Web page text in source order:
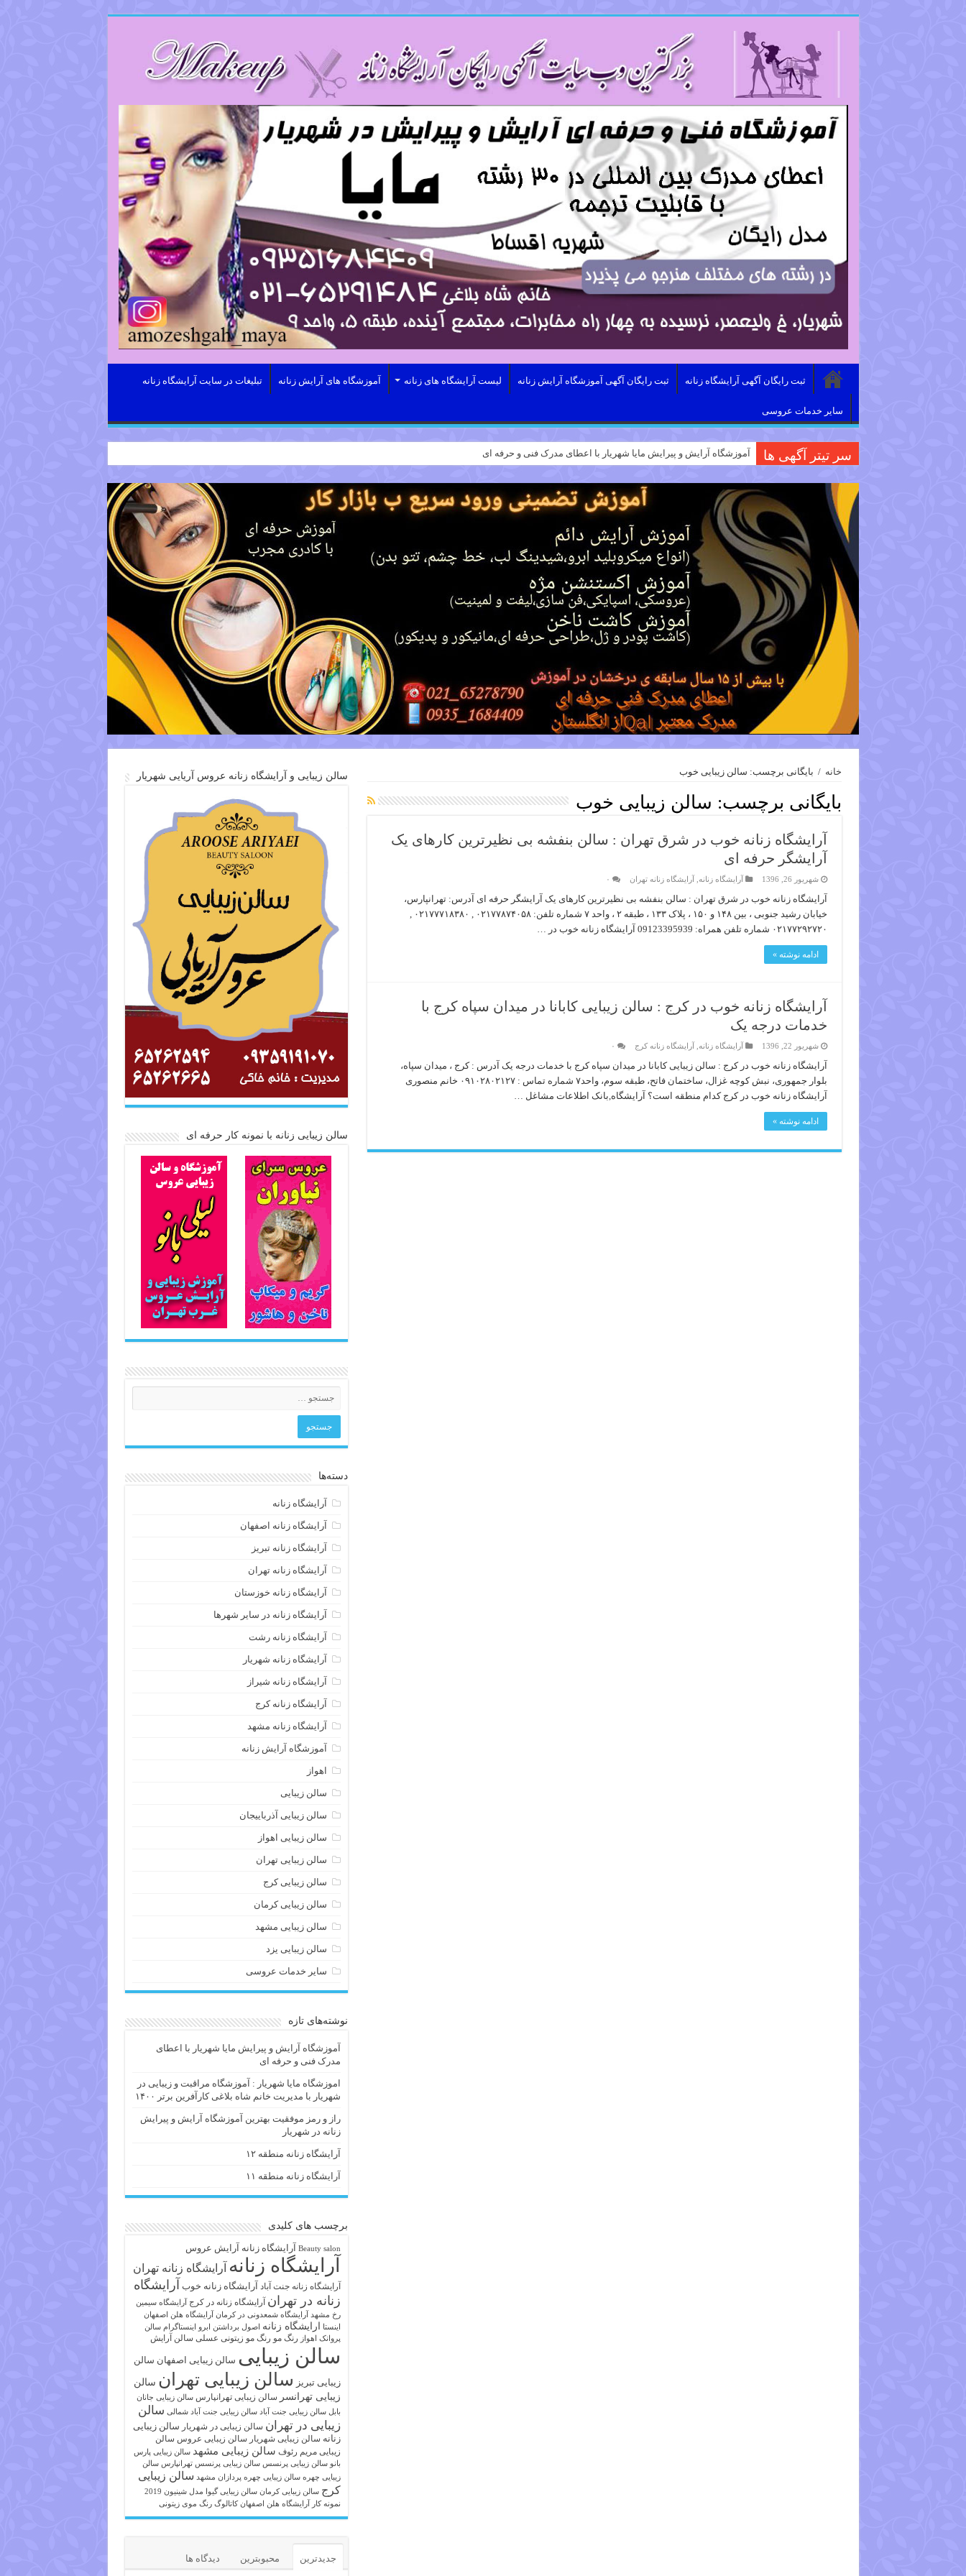
ثبت رایگان آگهی آرایشگاه زنانه ثبت رایگان آگهی آموزشگاه آرایش زنانه لیست آرایشگاه های زنانه آموزشگاه های آرایش زنانه تبلیغات در سایت آرایشگاه زنانه
سایر خدمات عروسی
سر تیتر آگهی ها آموزشگاه آرایش و پیرایش مایا شهریار با اعطای مدرک فنی و حرفه ای
خانه / بایگانی برچسب: سالن زیبایی خوب
بایگانی برچسب: سالن زیبایی خوب
آرایشگاه زنانه خوب در شرق تهران : سالن بنفشه بی نظیرترین کارهای یک
آرایشگر حرفه ای
شهریور 26, 1396 آرایشگاه زنانه ,آرایشگاه زنانه تهران ۰
آرایشگاه زنانه خوب در شرق تهران : سالن بنفشه بی نظیرترین کارهای یک آرایشگر حرفه ای آدرس: تهرانپارس،
۰۲۱۷۷۲۹۲۷۲۰ شماره تلفن همراه: 09123395939 آرایشگاه زنانه خوب در …
ادامه نوشته »
آرایشگاه زنانه خوب در کرج : سالن زیبایی کابانا در میدان سپاه کرج با
خدمات درجه یک
شهریور 22, 1396 آرایشگاه زنانه ,آرایشگاه زنانه کرج ۰
آرایشگاه زنانه خوب در کرج : سالن زیبایی کابانا در میدان سپاه کرج با خدمات درجه یک آدرس : کرج ، میدان سپاه،
بلوار جمهوری، نبش کوچه غزال، ساختمان فاتح، طبقه سوم، واحد۷ شماره تماس : ۰۹۱۰۲۸۰۲۱۲۷ خانم منصوری
آرایشگاه زنانه خوب در کرج کدام منطقه است؟ آرایشگاه,بانک اطلاعات مشاغل …
ادامه نوشته »
سالن زیبایی و آرایشگاه زنانه عروس آریایی شهریار
سالن زیبایی زنانه با نمونه کار حرفه ای
دسته‌ها
آرایشگاه زنانه
آرایشگاه زنانه اصفهان
آرایشگاه زنانه تبریز
آرایشگاه زنانه تهران
آرایشگاه زنانه خوزستان
آرایشگاه زنانه در سایر شهرها
آرایشگاه زنانه رشت
آرایشگاه زنانه شهریار
آرایشگاه زنانه شیراز
آرایشگاه زنانه کرج
آرایشگاه زنانه مشهد
آموزشگاه آرایش زنانه
اهواز
سالن زیبایی
سالن زیبایی آذرباییجان
سالن زیبایی اهواز
سالن زیبایی تهران
سالن زیبایی کرج
سالن زیبایی کرمان
سالن زیبایی مشهد
سالن زیبایی یزد
سایر خدمات عروسی
نوشته‌های تازه
آموزشگاه آرایش و پیرایش مایا شهریار با اعطای
مدرک فنی و حرفه ای
اموزشگاه مایا شهریار : آموزشگاه مراقبت و زیبایی در
شهریار با مدیریت خانم شاه بلاغی کارآفرین برتر ۱۴۰۰
راز و رمز موفقیت بهترین آموزشگاه آرایش و پیرایش
زنانه در شهریار
آرایشگاه زنانه منطقه ۱۲
آرایشگاه زنانه منطقه ۱۱
برچسب های کلیدی
Beauty salon آرايشگاه زنانه آرایش عروس
آرایشگاه زنانه آرایشگاه زنانه تهران
آرایشگاه زنانه جنت آباد آرایشگاه زنانه خوب آرایشگاه
زنانه در تهران آرایشگاه زنانه در کرج
آرایشگاه سیمین
رخ مشهد
آرایشگاه شمعدونی در کرمان آرایشگاه هلن اصفهان
اینستا ارایشگاه زنانه اصول برداشتن ابرو
اینستاگرام سالن
پروانک اهواز
رنگ مو رنگ مو زیتونی عسلی سالن آرایش
سالن زیبایی سالن زیبایی اصفهان سالن
زیبایی تبریز سالن زیبایی تهران سالن
زیبایی تهرانسر سالن زیبایی تهرانپارس سالن زیبایی جانان
بابل سالن زیبایی جنت آباد سالن زیبایی جنت آباد شمالی سالن
زیبایی در تهران سالن زیبایی در شهریار سالن زیبایی
زنانه سالن زیبایی شهریار سالن زیبایی عروس سالن
زیبایی مریم رئوف سالن زیبایی مشهد سالن زیبایی پارس
بانو سالن زیبایی پرنسس سالن زیبایی پرنسس تهرانپارس سالن
زیبایی چهره سالن زیبایی چهره پردازان مشهد سالن زیبایی
کرج سالن زیبایی کرمان سالن زیبایی گیوا
مدل شینیون 2019
نمونه کار آرایشگاه هلن اصفهان کاتالوگ رنگ موی زیتونی
جدیدترین محبوبترین دیدگاه ها